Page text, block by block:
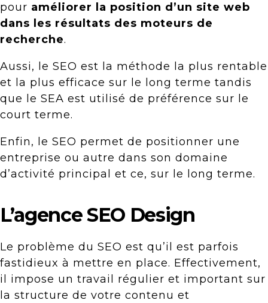
pour améliorer la position d’un site web
dans les résultats des moteurs de
recherche.
Aussi, le SEO est la méthode la plus rentable
et la plus efficace sur le long terme tandis
que le SEA est utilisé de préférence sur le
court terme.
Enfin, le SEO permet de positionner une
entreprise ou autre dans son domaine
d’activité principal et ce, sur le long terme.
L’agence SEO Design
Le problème du SEO est qu’il est parfois
fastidieux à mettre en place. Effectivement,
il impose un travail régulier et important sur
la structure de votre contenu et